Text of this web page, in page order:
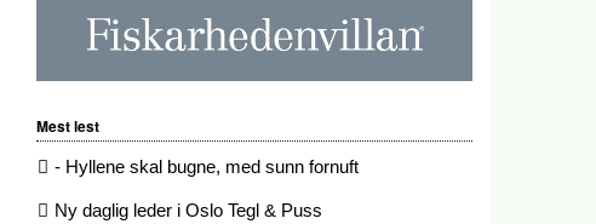
Mest lest
- Hyllene skal bugne, med sunn fornuft
Ny daglig leder i Oslo Tegl & Puss